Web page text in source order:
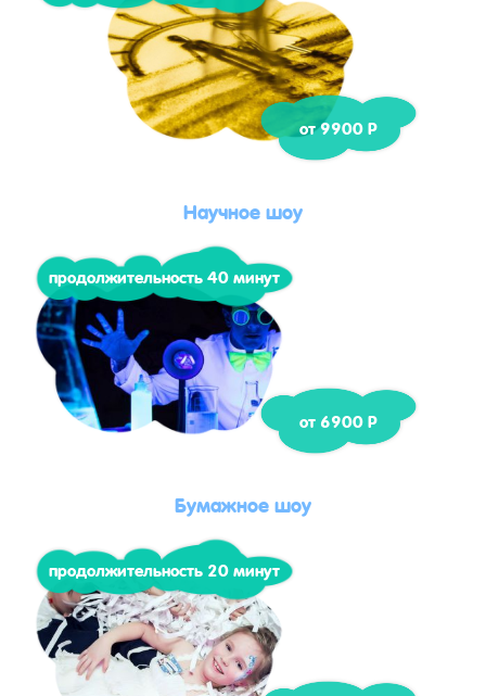
от 9900 Р
Научное шоу
продолжительность 40 минут
от 6900 Р
Бумажное шоу
продолжительность 20 минут